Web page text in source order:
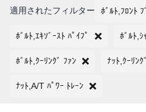
適用されたフィルター ﾎﾞﾙﾄ,ﾌﾛﾝﾄ ﾌ
ﾎﾞﾙﾄ,ｴｷｿﾞｰｽﾄ ﾊﾟｲﾌﾟ ﾎﾞﾙﾄ,ｼ
ﾎﾞﾙﾄ,ｸｰﾘﾝｸﾞ ﾌｧﾝ ﾅｯﾄ,ｸｰﾘﾝｸ
ﾅｯﾄ,A/T ﾊﾟﾜｰ ﾄﾚｰﾝ